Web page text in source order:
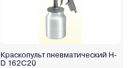
Краскопульт пневматический H-
D 162C20